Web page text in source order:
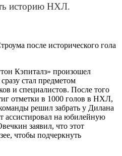
историю НХЛ.
Кэпиталз» произошел
стал предметом
и специалистов. После того
отметки в 1000 голов в НХЛ,
решил забрать у Дилана
ассистировал на юбилейную
заявил, что этот
чтобы подчеркнуть